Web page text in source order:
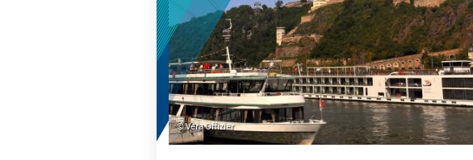
Vera Offizier